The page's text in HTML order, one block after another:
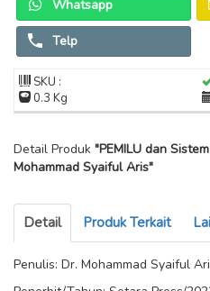
Whatsapp
Telp
SKU :
0.3 Kg
Detail Produk "PEMILU dan
Mohammad Syaiful Aris"
Detail Produk Terkait
Penulis: Dr. Mohammad Syaiful